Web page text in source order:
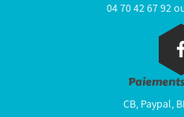
04 70 42 67 92
CB, Paypal,